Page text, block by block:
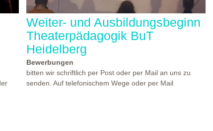
Weiter- und Ausbildungsbeginn
Theaterpädagogik BuT
Heidelberg
Bewerbungen
bitten wir schriftlich per Post oder per Mail an uns zu
senden. Auf telefonischem Wege oder per Mail